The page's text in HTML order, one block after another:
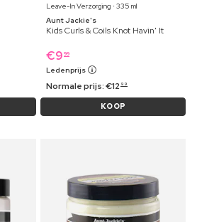
Leave-In Verzorging ⋅ 335 ml
Aunt Jackie's
Kids Curls & Coils Knot Havin' It
€9 99
Ledenprijs
Normale prijs:€12 99
KOOP